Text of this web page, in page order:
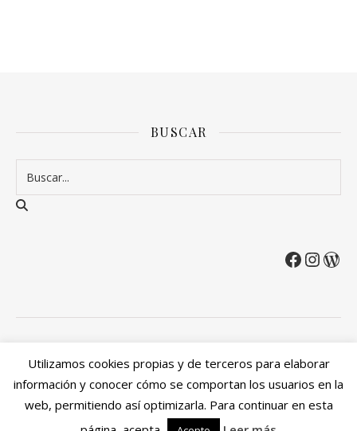
BUSCAR
Política de privacidad Política de devoluciones y reembolsos
Mi cuenta
Ashe Tema deWP Royal
Utilizamos cookies propias y de terceros para elaborar
información y conocer cómo se comportan los usuarios en la
web, permitiendo así optimizarla. Para continuar en esta